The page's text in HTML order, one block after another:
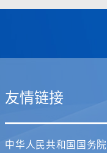
友情链接
中华人民共和国国务院